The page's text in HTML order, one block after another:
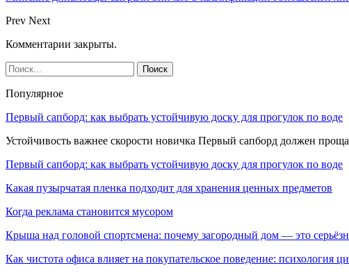
Prev Next
Комментарии закрыты.
Популярное
Первый сапборд: как выбрать устойчивую доску для прогулок по воде
Устойчивость важнее скорости новичка Первый сапборд должен
Первый сапборд: как выбрать устойчивую доску для прогулок по воде
Какая пузырчатая пленка подходит для хранения ценных предметов
Когда реклама становится мусором
Крыша над головой спортсмена: почему загородный дом — это
Как чистота офиса влияет на покупательское поведение: психология